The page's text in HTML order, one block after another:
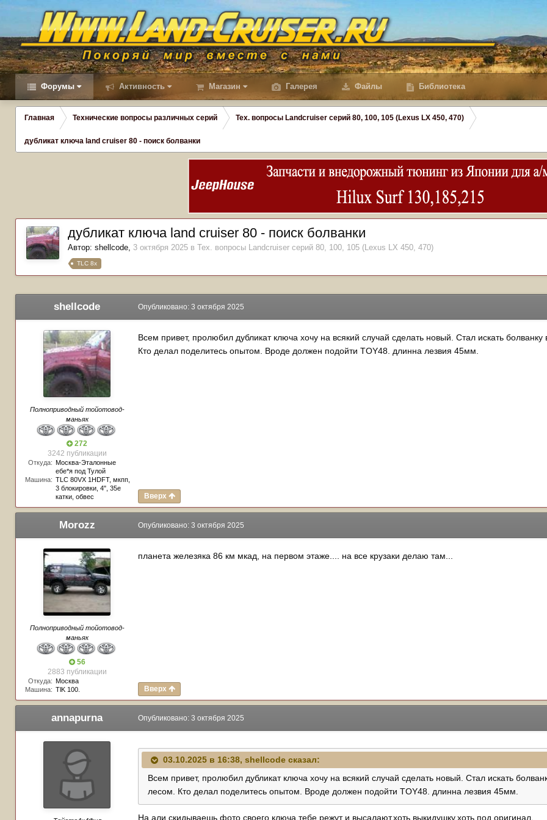
Форумы Активность Магазин Галерея Файлы Библиотека
Главная Технические вопросы различных серий Тех. вопросы Landcruiser серий 80, 100, 105 (Lexus LX 450, 470)
дубликат ключа land cruiser 80 - поиск болванки
дубликат ключа land cruiser 80 - поиск болванки
Автор: shellcode, 3 октября 2025 в Тех. вопросы Landcruiser серий 80, 100, 105 (Lexus LX 450, 470)
TLC 8x
shellcode
Полноприводный тойотовод-
маньяк
272
3242 публикации
Откуда: Москва-Эталонные
ебе*я под Тулой
Машина: TLC 80VX 1HDFT, мкпп,
3 блокировки, 4", 35е
катки, обвес
Опубликовано: 3 октября 2025
Всем привет, пролюбил дубликат ключа хочу на всякий случай сделать новый. Стал искать
Кто делал поделитесь опытом. Вроде должен подойти TOY48. длинна лезвия 45мм.
Вверх
Morozz
Полноприводный тойотовод-
маньяк
56
2883 публикации
Откуда: Москва
Машина: TlK 100.
Опубликовано: 3 октября 2025
планета железяка 86 км мкад, на первом этаже.... на все крузаки делаю там...
Вверх
annapurna Опубликовано: 3 октября 2025
03.10.2025 в 16:38, shellcode сказал:
Всем привет, пролюбил дубликат ключа хочу на всякий случай сделать новый. Стал искать
лесом. Кто делал поделитесь опытом. Вроде должен подойти TOY48. длинна лезвия 45мм.
На али скидываешь фото своего ключа,тебе режут и высалают,хоть выкидушку,хоть под оригинал.